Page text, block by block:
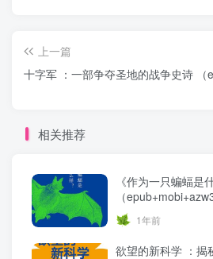
上一篇
十字军 ：一部争夺圣地的战争史诗 （
相关推荐
《作为一只蝙蝠是
（epub+mobi+azw3
1年前
欲望的新科学 ：揭